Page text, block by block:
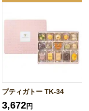
プティガトー TK-34
3,672円